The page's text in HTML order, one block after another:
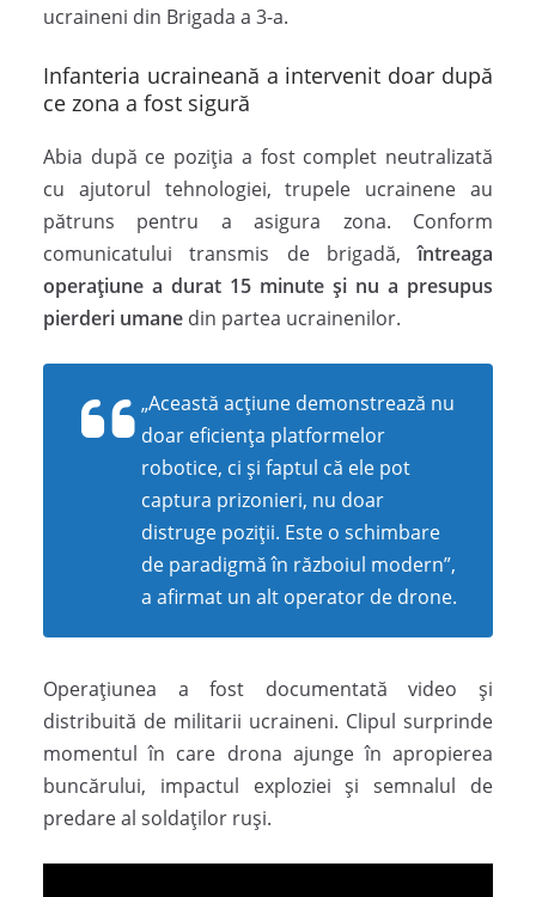
ucraineni din Brigada a 3-a.
Infanteria ucraineană a intervenit doar după
ce zona a fost sigură
Abia după ce poziția a fost complet neutralizată
cu ajutorul tehnologiei, trupele ucrainene au
pătruns pentru a asigura zona. Conform
comunicatului transmis de brigadă,întreaga
operațiune a durat 15 minute și nu a presupus
pierderi umane din partea ucrainenilor.
„Această acțiune demonstrează nu
doar eficiența platformelor
robotice, ci și faptul că ele pot
captura prizonieri, nu doar
distruge poziții. Este o schimbare
de paradigmă în războiul modern”,
a afirmat un alt operator de drone.
Operațiunea a fost documentată video și
distribuită de militarii ucraineni. Clipul surprinde
momentul în care drona ajunge în apropierea
buncărului, impactul exploziei și semnalul de
predare al soldaților ruși.